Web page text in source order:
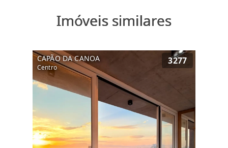
Imóveis similares
CAPÃO DA CANOA
Centro
3277